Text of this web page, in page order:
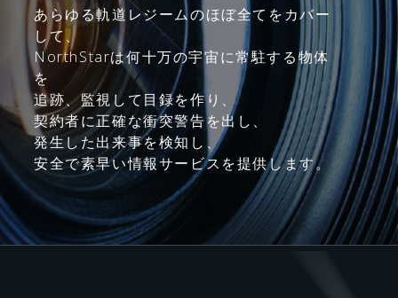
あらゆる軌道レジームのほぼ全てをカバー
して、
NorthStarは何十万の宇宙に常駐する物体
を
追跡、監視して目録を作り、
契約者に正確な衝突警告を出し、
発生した出来事を検知し、
安全で素早い情報サービスを提供します。